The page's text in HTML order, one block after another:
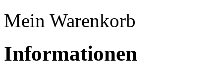
Mein Warenkorb
Informationen